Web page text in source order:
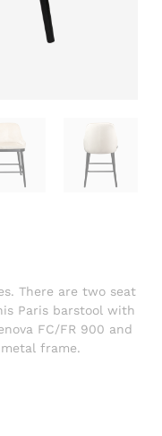
There are two seat
Paris barstool with
FC/FR 900 and
frame.